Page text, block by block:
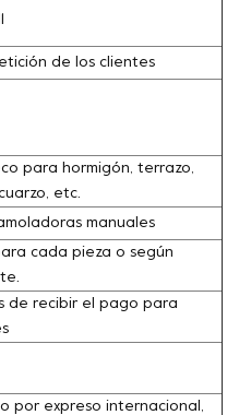
de los clientes
para hormigón, terrazo,
etc.
manuales
cada pieza o según
de recibir el pago para
por expreso internacional,